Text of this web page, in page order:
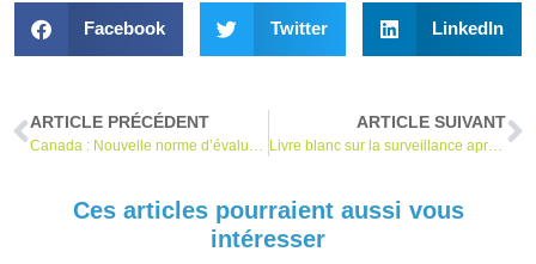
Facebook Twitter LinkedIn
ARTICLE PRÉCÉDENT ARTICLE SUIVANT
Livre blanc sur la surveillance après la vente efficace
Ces articles pourraient aussi vous
intéresser